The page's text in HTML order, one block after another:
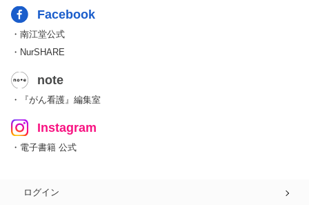
Facebook
・南江堂公式
・NurSHARE
note
・『がん看護』編集室
Instagram
・電子書籍 公式
ログイン